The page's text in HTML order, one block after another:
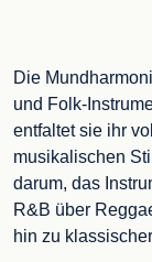
Die
und Folk-
entfaltet sie ihr
musikalischen
darum, das
R&B über
hin zu